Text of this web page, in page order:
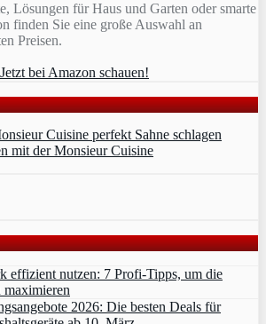
Lösungen für Haus und Garten oder smarte
finden Sie eine große Auswahl an
Preisen.
Cuisine perfekt Sahne schlagen
mit der Monsieur Cuisine
effizient nutzen: 7 Profi-Tipps, um die
maximieren
2026: Die besten Deals für